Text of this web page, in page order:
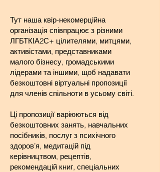
Тут наша квір-некомерційна
організація співпрацює з різними
ЛГБТКІА2С+ цілителями, митцями,
активістами, представниками
малого бізнесу, громадськими
лідерами та іншими, щоб надавати
безкоштовні віртуальні пропозиції
для членів спільноти в усьому світі.
Ці пропозиції варіюються від
безкоштовних занять, навчальних
посібників, послуг з психічного
здоров’я, медитацій під
керівництвом, рецептів,
рекомендацій книг, спеціальних